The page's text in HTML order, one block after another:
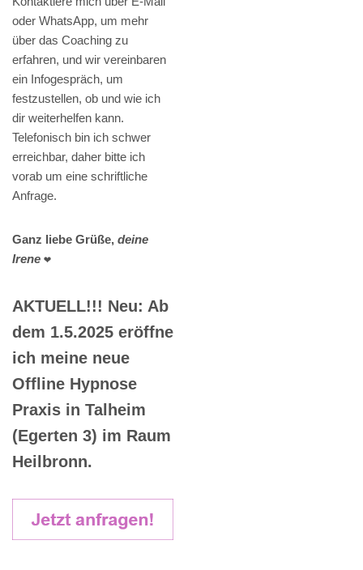
oder WhatsApp, um mehr
über das Coaching zu
erfahren, und wir vereinbaren
ein Infogespräch, um
festzustellen, ob und wie ich
dir weiterhelfen kann.
Telefonisch bin ich schwer
erreichbar, daher bitte ich
vorab um eine schriftliche
Anfrage.
Ganz liebe Grüße, deine
Irene ❤️
AKTUELL!!! Neu: Ab
dem 1.5.2025 eröffne
ich meine neue
Offline Hypnose
Praxis in Talheim
(Egerten 3) im Raum
Heilbronn.